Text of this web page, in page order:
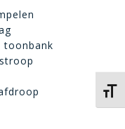
toonbank